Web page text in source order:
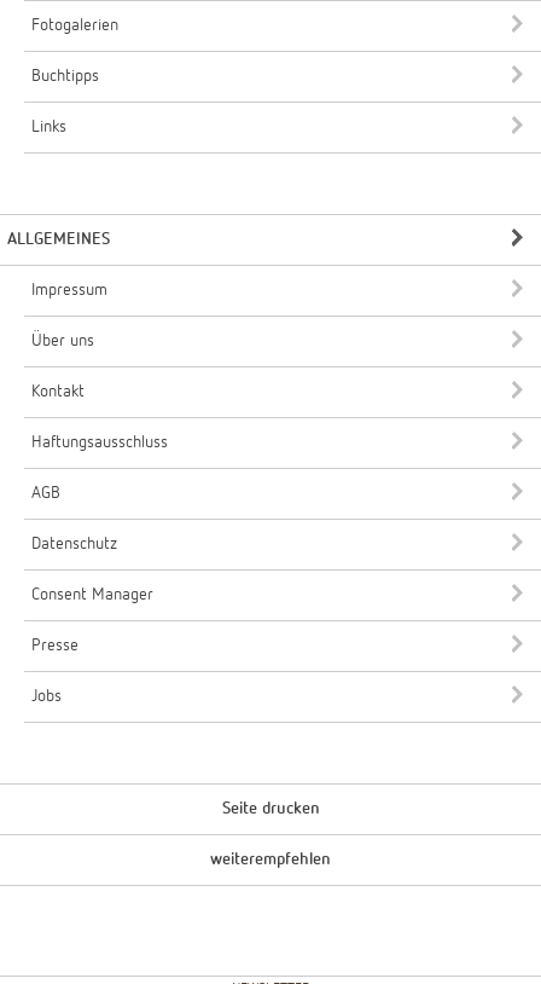
Fotogalerien
Buchtipps
Links
ALLGEMEINES
Impressum
Über uns
Kontakt
Haftungsausschluss
AGB
Datenschutz
Consent Manager
Presse
Jobs
Seite drucken
weiterempfehlen